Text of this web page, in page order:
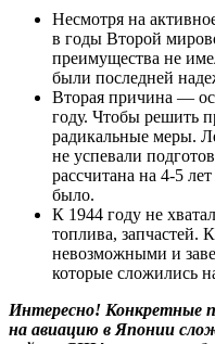
Несмотря на
в годы Второй
преимущества не
были последней
Вторая причина —
году. Чтобы решить
радикальные меры.
не успевали
рассчитана на 4-5
было.
К 1944 году не
топлива, запчастей.
невозможными и
которые сложились
Интересно! Конкретные
на авиацию в Японии